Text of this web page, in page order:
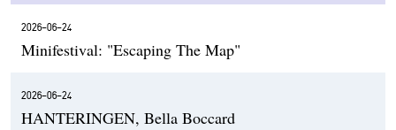
2026-06-24
Minifestival: "Escaping The Map"
2026-06-24
HANTERINGEN, Bella Boccard